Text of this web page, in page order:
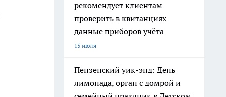
рекомендует клиентам
проверить в квитанциях
данные приборов учёта
15 июля
Пензенский уик-энд: День
лимонада, орган с домрой и